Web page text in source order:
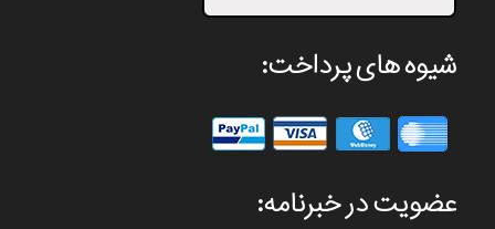
شیوه های پرداخت:
عضویت در خبرنامه: